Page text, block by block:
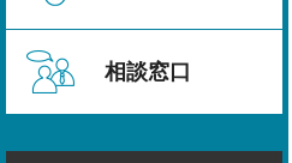
相談窓口